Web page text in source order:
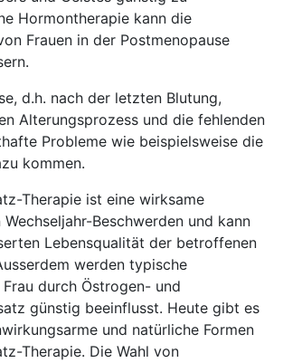
Hormontherapie kann die
Frauen in der Postmenopause
d.h. nach der letzten Blutung,
Alterungsprozess und die fehlenden
Probleme wie beispielsweise die
kommen.
Therapie ist eine wirksame
Beschwerden und kann
Lebensqualität der betroffenen
werden typische
durch Östrogen- und
günstig beeinflusst. Heute gibt es
und natürliche Formen
Therapie. Die Wahl von